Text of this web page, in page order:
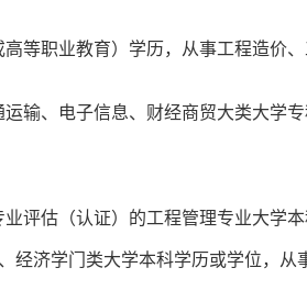
等职业教育）学历，从事工程造价
输、电子信息、财经商贸大类大学
业评估（认证）的工程管理专业大学
经济学门类大学本科学历或学位，从